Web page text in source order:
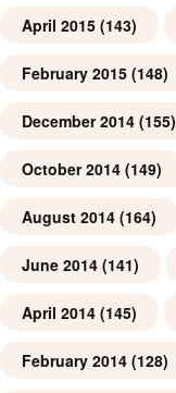
April 2015 (143)
February 2015 (148)
December 2014 (155)
October 2014 (149)
August 2014 (164)
June 2014 (141)
April 2014 (145)
February 2014 (128)